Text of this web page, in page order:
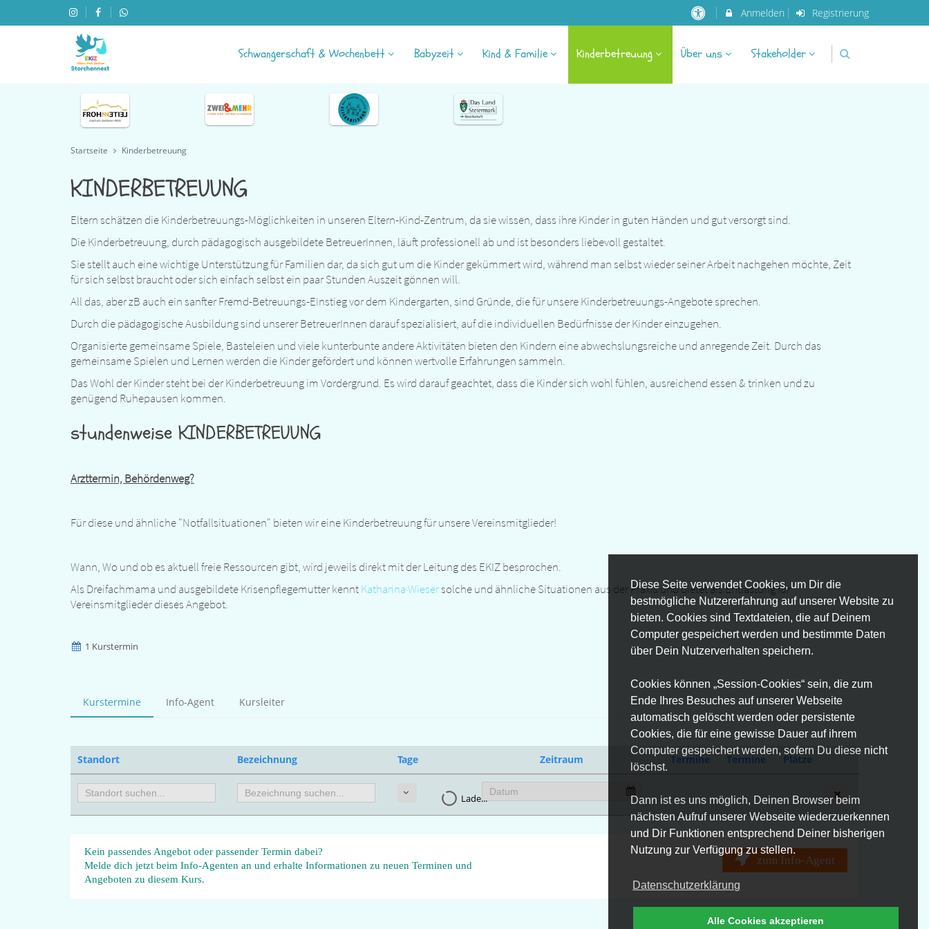
Diese Seite verwendet Cookies, um Dir die
bestmögliche Nutzererfahrung auf unserer Website zu
bieten. Cookies sind Textdateien, die auf Deinem
Computer gespeichert werden und bestimmte Daten
über Dein Nutzerverhalten speichern.
Cookies können „Session-Cookies“ sein, die zum
Ende Ihres Besuches auf unserer Webseite
automatisch gelöscht werden oder persistente
Cookies, die für eine gewisse Dauer auf ihrem
Computer gespeichert werden, sofern Du diese nicht
löschst.
Dann ist es uns möglich, Deinen Browser beim
nächsten Aufruf unserer Webseite wiederzuerkennen
und Dir Funktionen entsprechend Deiner bisherigen
Nutzung zur Verfügung zu stellen.
Datenschutzerklärung
Alle Cookies akzeptieren
Anmelden Registrierung
Schwangerschaft & Wochenbett Babyzeit Kind & Familie Kinderbetreuung Über uns Stakeholder
Startseite Kinderbetreuung
KINDERBETREUUNG
Eltern schätzen die Kinderbetreuungs-Möglichkeiten in unseren Eltern-Kind-Zentrum, da sie wissen, dass ihre Kinder in guten Händen und gut versorgt sind.
Die Kinderbetreuung, durch pädagogisch ausgebildete BetreuerInnen, läuft professionell ab und ist besonders liebevoll gestaltet.
Sie stellt auch eine wichtige Unterstützung für Familien dar, da sich gut um die Kinder gekümmert wird, während man selbst wieder seiner Arbeit nachgehen möchte, Zeit
für sich selbst braucht oder sich einfach selbst ein paar Stunden Auszeit gönnen will.
All das, aber zB auch ein sanfter Fremd-Betreuungs-Einstieg vor dem Kindergarten, sind Gründe, die für unsere Kinderbetreuungs-Angebote sprechen.
Durch die pädagogische Ausbildung sind unserer BetreuerInnen darauf spezialisiert, auf die individuellen Bedürfnisse der Kinder einzugehen.
Organisierte gemeinsame Spiele, Basteleien und viele kunterbunte andere Aktivitäten bieten den Kindern eine abwechslungsreiche und anregende Zeit. Durch das
gemeinsame Spielen und Lernen werden die Kinder gefördert und können wertvolle Erfahrungen sammeln.
Das Wohl der Kinder steht bei der Kinderbetreuung im Vordergrund. Es wird darauf geachtet, dass die Kinder sich wohl fühlen, ausreichend essen & trinken und zu
genügend Ruhepausen kommen.
stundenweise KINDERBETREUUNG
Arzttermin, Behördenweg?
Für diese und ähnliche "Notfallsituationen" bieten wir eine Kinderbetreuung für unsere Vereinsmitglieder!
Wann, Wo und ob es aktuell freie Ressourcen gibt, wird jeweils direkt mit der Leitung des EKIZ besprochen.
Als Dreifachmama und ausgebildete Krisenpflegemutter kenntKatharina Wiesersolche und ähnliche Situationen aus der Praxis und bietet als Entlastung für
Vereinsmitglieder dieses Angebot.
1 Kurstermin
Kurstermine Info-Agent Kursleiter
Standort Bezeichnung Tage Zeitraum Termine Termine Plätze
Lade...
Kein passendes Angebot oder passender Termin dabei?
Melde dich jetzt beim Info-Agenten an und erhalte Informationen zu neuen Terminen und
Angeboten zu diesem Kurs.
zum Info-Agent